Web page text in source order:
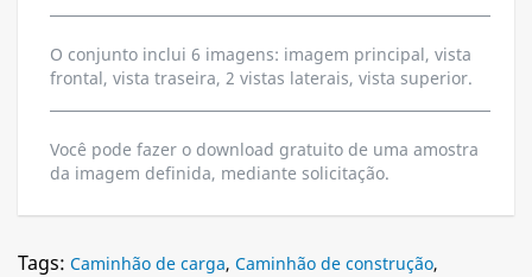
O conjunto inclui 6 imagens: imagem principal, vista
frontal, vista traseira, 2 vistas laterais, vista superior.
Você pode fazer o download gratuito de uma amostra
da imagem definida, mediante solicitação.
Tags: Caminhão de carga, Caminhão de construção,